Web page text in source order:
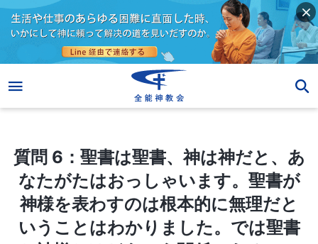
質問 6：聖書は聖書、神は神だと、あ
なたがたはおっしゃいます。聖書が
神様を表わすのは根本的に無理だと
いうことはわかりました。では聖書